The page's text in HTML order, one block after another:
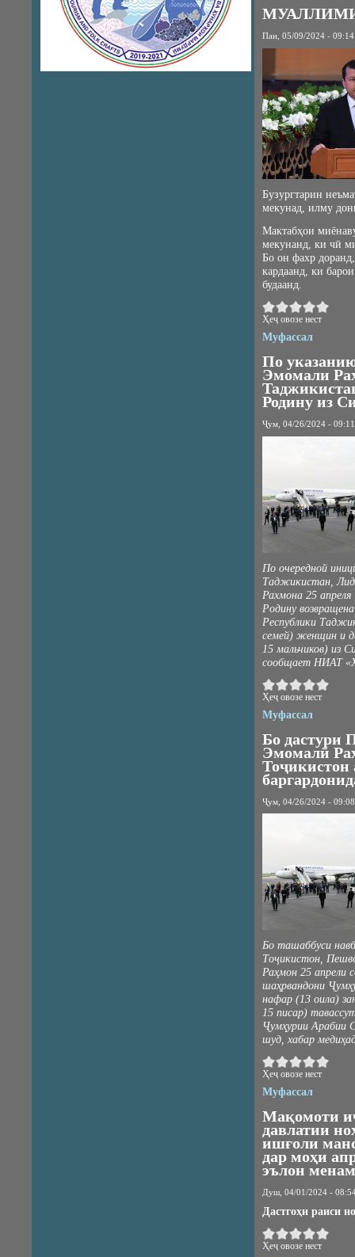
Пан, 05/09/2024 - 09:14
Бузургтарин
мекунад, илму
Мактабҳои
мекунанд, ки чӣ
Бо он фахр
кардаанд, ки
будаанд.
Ҳеҷ овозе нест
Муфассал
По
Эмомали
Родину из
Ҷум, 04/26/2024 - 09:11
По очередной
Таджикистан,
Рахмона 25
Родину
Республики
семей) женщин и
15 мальчиков) из
сообщает НИАТ
Ҳеҷ овозе нест
Муфассал
Бо дастури
Эмомалӣ
Тоҷикистон
Ҷум, 04/26/2024 - 09:08
Бо ташаббуси
Тоҷикистон,
Раҳмон 25 апрели
шаҳрвандони
нафар (13 оила)
15 писар)
Ҷумҳурии Арабии
шуд, хабар
Ҳеҷ овозе нест
Муфассал
Мақомоти
давлатии
ишғоли
дар моҳи
эълон
Душ, 04/01/2024 -
Дастгоҳи раиси но
Ҳеҷ овозе нест